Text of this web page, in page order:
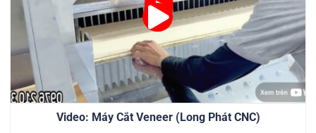
Video: Máy Cắt Veneer (Long Phát CNC)